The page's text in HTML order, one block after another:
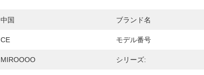
中国 ブランド名
CE モデル番号
MIROOOO シリーズ: